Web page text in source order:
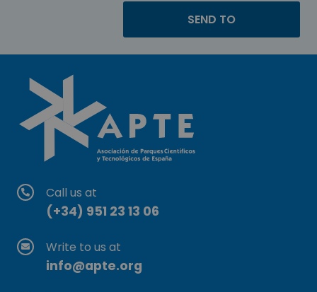
Call us at
(+34) 951 23 13 06
Write to us at
info@apte.org